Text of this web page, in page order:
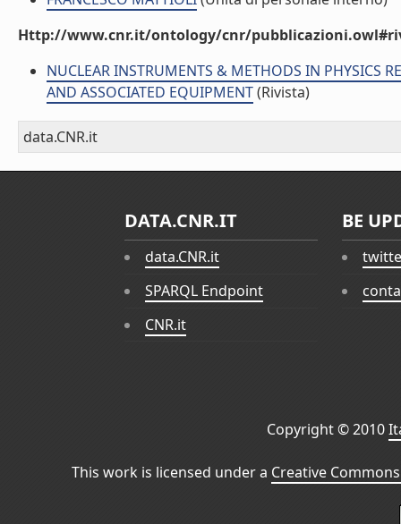
Http://www.cnr.it/ontology/cnr/
NUCLEAR INSTRUMENTS & METHODS IN PHYSICS
AND ASSOCIATED EQUIPMENT(Rivista)
data.CNR.it
DATA.CNR.IT
data.CNR.it
SPARQL Endpoint
CNR.it
BE
Copyright © 2010
This work is licensed under a Creative